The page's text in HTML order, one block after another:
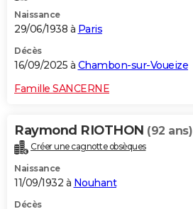
Naissance
29/06/1938 à Paris
Décès
16/09/2025 à Chambon-sur-Voueize
Famille SANCERNE
Raymond RIOTHON (92 ans)
Créer une cagnotte obsèques
Naissance
11/09/1932 à Nouhant
Décès